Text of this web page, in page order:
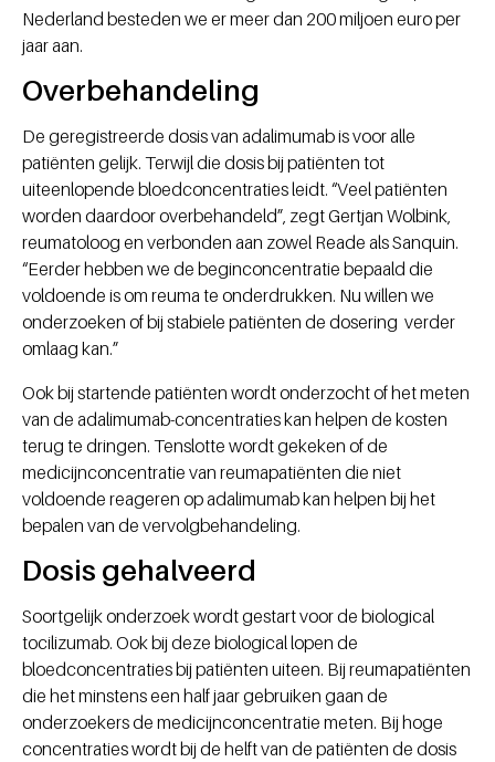
Nederland besteden we er meer dan 200 miljoen euro per
jaar aan.
Overbehandeling
De geregistreerde dosis van adalimumab is voor alle
patiënten gelijk. Terwijl die dosis bij patiënten tot
uiteenlopende bloedconcentraties leidt. “Veel patiënten
worden daardoor overbehandeld”, zegt Gertjan Wolbink,
reumatoloog en verbonden aan zowel Reade als Sanquin.
“Eerder hebben we de beginconcentratie bepaald die
voldoende is om reuma te onderdrukken. Nu willen we
onderzoeken of bij stabiele patiënten de dosering verder
omlaag kan.”
Ook bij startende patiënten wordt onderzocht of het meten
van de adalimumab-concentraties kan helpen de kosten
terug te dringen. Tenslotte wordt gekeken of de
medicijnconcentratie van reumapatiënten die niet
voldoende reageren op adalimumab kan helpen bij het
bepalen van de vervolgbehandeling.
Dosis gehalveerd
Soortgelijk onderzoek wordt gestart voor de biological
tocilizumab. Ook bij deze biological lopen de
bloedconcentraties bij patiënten uiteen. Bij reumapatiënten
die het minstens een half jaar gebruiken gaan de
onderzoekers de medicijnconcentratie meten. Bij hoge
concentraties wordt bij de helft van de patiënten de dosis